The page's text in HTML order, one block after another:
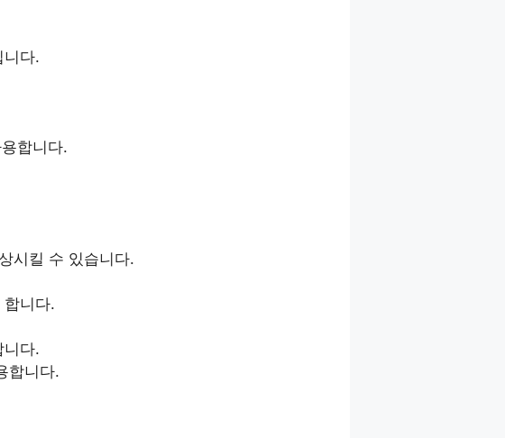
니다.
합니다.
시킬 수 있습니다.
니다.
니다.
합니다.